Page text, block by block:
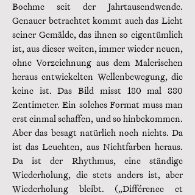
Boehme seit der Jahrtausendwende.
Genauer betrachtet kommt auch das Licht
seiner Gemälde, das ihnen so eigentümlich
ist, aus dieser weiten, immer wieder neuen,
ohne Vorzeichnung aus dem Malerischen
heraus entwickelten Wellenbewegung, die
keine ist. Das Bild misst 180 mal 880
Zentimeter. Ein solches Format muss man
erst einmal schaffen, und so hinbekommen.
Aber das besagt natürlich noch nichts. Da
ist das Leuchten, aus Nichtfarben heraus.
Da ist der Rhythmus, eine ständige
Wiederholung, die stets anders ist, aber
Wiederholung bleibt. („Différence et